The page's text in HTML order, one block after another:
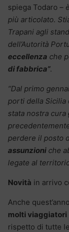
spiega Todaro –
più articolato.
Trapani agli
dell’Autorità
eccellenza che
di fabbrica”.
“Dal primo
porti della Sicilia
stata nostra cura
perdere il posto
assunzioni che
legate al
Novità in arrivo
Anche
molti viaggiatori
rispetto di tutte